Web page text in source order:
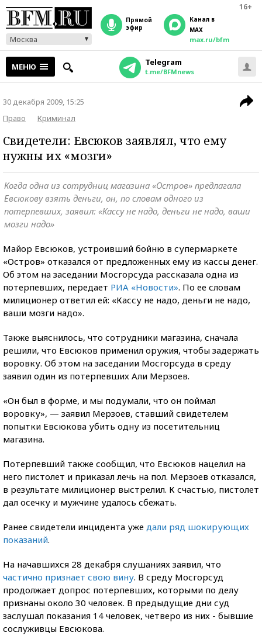
16+
Москва
прямой
эфир
Канал в
MAX
max.ru/bfm
МЕНЮ Telegram
t.me/BFMnews
30 декабря 2009, 15:25
Право
Криминал
Свидетели: Евсюков заявлял, что ему
нужны их «мозги»
Когда одна из сотрудниц магазина «Остров» предлагала
Евсюкову взять деньги, он, по словам одного из
потерпевших, заявил: «Кассу не надо, деньги не надо, ваши
мозги надо»
Майор Евсюков, устроивший бойню в супермаркете
«Остров» отказался от предложенных ему из кассы денег.
Об этом на заседании Мосгорсуда рассказала одна из
потерпевших, передает РИА «Новости». По ее словам
милиционер ответил ей: «Кассу не надо, деньги не надо,
ваши мозги надо».
Также выяснилось, что сотрудники магазина, сначала
решили, что Евсюков применил оружия, чтобы задержать
воровку. Об этом на заседании Мосгорсуда в среду
заявил один из потерпевших Али Мерзоев.
«Он был в форме, и мы подумали, что он поймал
воровку», — заявил Мерзоев, ставший свидетелем
попытки Евсюкова убить одну из посетительниц
магазина.
Потерпевший также сообщил, что Евсюков нацелил на
него пистолет и приказал лечь на пол. Мерзоев отказался,
в результате милиционер выстрелил. К счастью, пистолет
дал осечку и мужчине удалось сбежать.
Ранее свидетели инцидента уже дали ряд шокирующих
показаний.
На начавшихся 28 декабря слушаниях заявил, что
частично признает свою вину. В среду Мосгорсуд
продолжает допрос потерпевших, которыми по делу
признаны около 30 человек. В предыдущие дни суд
заслушал показания 14 человек, четверо из них - бывшие
сослуживцы Евсюкова.